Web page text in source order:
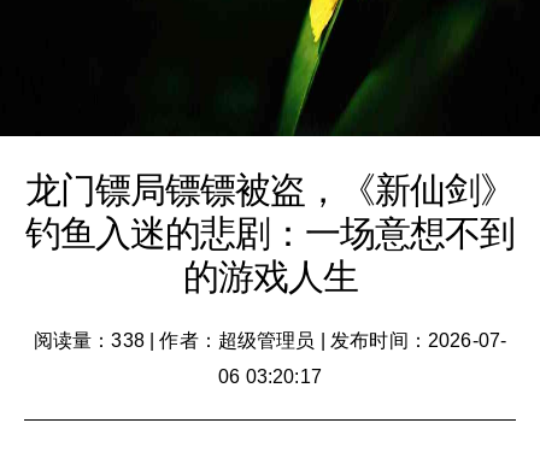
龙门镖局镖镖被盗，《新仙剑》
钓鱼入迷的悲剧：一场意想不到
的游戏人生
阅读量：338|作者：超级管理员
发布时间：2026-07-
06 03:20:17